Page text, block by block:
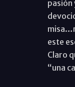
pasión
este
Claro
“una